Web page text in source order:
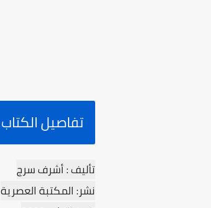
تفاصيل الكتاب
تأليف : أشرف سرج
نشر: المكتبة العصرية